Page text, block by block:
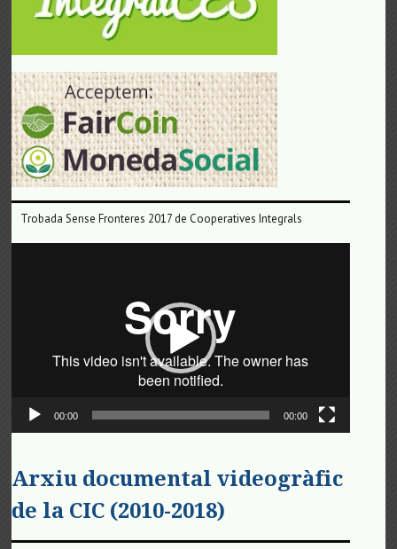
Trobada Sense Fronteres 2017 de Cooperatives Integrals
00:00 00:00
Arxiu documental videogràfic
de la CIC (2010-2018)